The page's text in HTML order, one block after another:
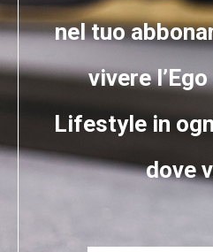
nel tuo
vivere
Lifestylein
dove